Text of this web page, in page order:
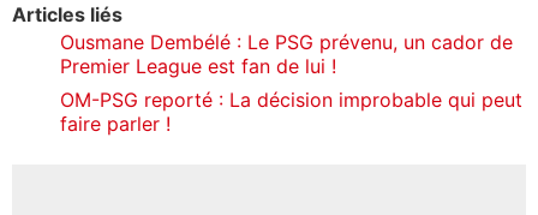
Articles liés
Ousmane Dembélé : Le PSG prévenu, un cador de
Premier League est fan de lui !
OM-PSG reporté : La décision improbable qui peut
faire parler !